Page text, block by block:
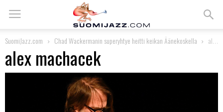
SuomiJazz.com Chad Wackermanin superyhtye heitti keikan Äänekoskella alex machacek
alex machacek